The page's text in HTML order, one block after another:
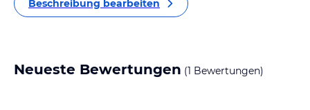
Beschreibung bearbeiten
Neueste Bewertungen (1 Bewertungen)